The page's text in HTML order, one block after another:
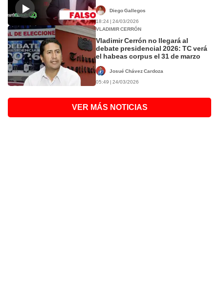
Diego Gallegos
18:24 | 24/03/2026
VLADIMIR CERRÓN
Vladimir Cerrón no llegará al
debate presidencial 2026: TC verá
el habeas corpus el 31 de marzo
Josué Chávez Cardoza
05:49 | 24/03/2026
VER MÁS NOTICIAS